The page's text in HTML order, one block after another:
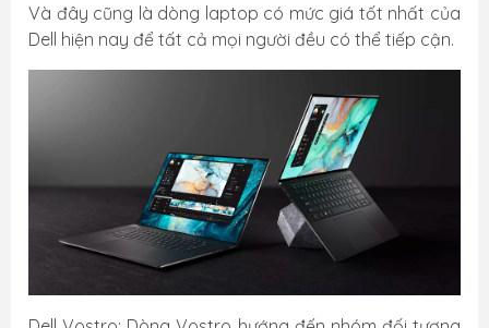
Và đây cũng là dòng laptop có mức giá tốt nhất của
Dell hiện nay để tất cả mọi người đều có thể tiếp cận.